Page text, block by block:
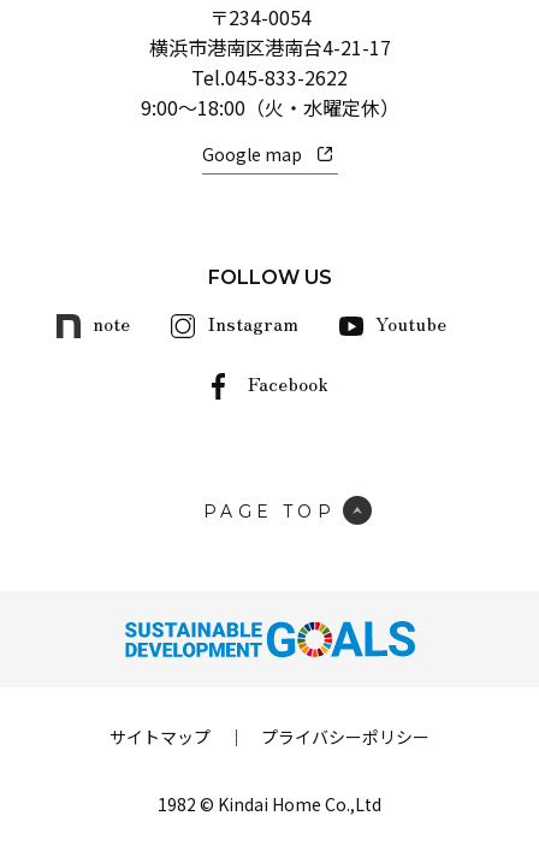
〒234-0054
横浜市港南区港南台4-21-17
Tel.045-833-2622
9:00～18:00（火・水曜定休）
Google map
FOLLOW US
note Instagram Youtube
Facebook
PAGE TOP
サイトマップ ｜ プライバシーポリシー
1982 © Kindai Home Co.,Ltd